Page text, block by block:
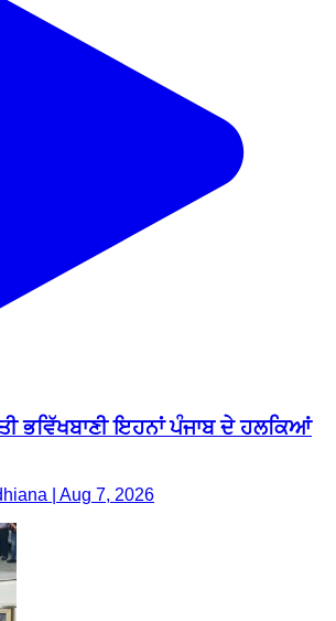
ਭਵਿੱਖਬਾਣੀ ਇਹਨਾਂ ਪੰਜਾਬ ਦੇ ਹਲਕਿਆਂ
| Aug 7, 2026